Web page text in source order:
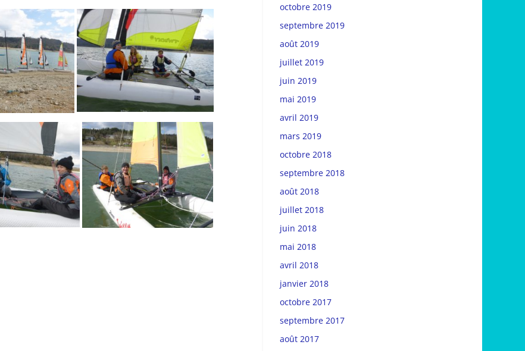
octobre 2019
septembre 2019
août 2019
juillet 2019
juin 2019
mai 2019
avril 2019
mars 2019
octobre 2018
septembre 2018
août 2018
juillet 2018
juin 2018
mai 2018
avril 2018
janvier 2018
octobre 2017
septembre 2017
août 2017